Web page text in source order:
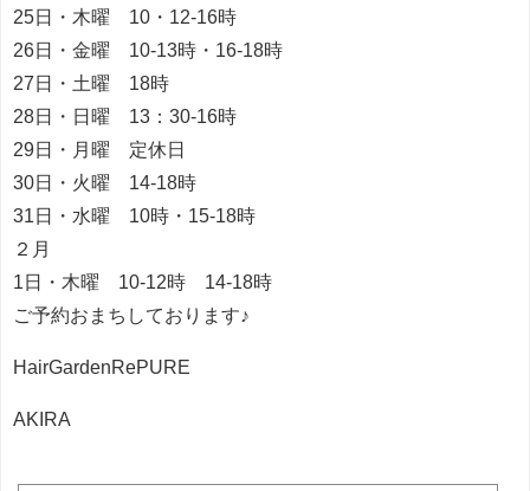
25日・木曜 10・12-16時
26日・金曜 10-13時・16-18時
27日・土曜 18時
28日・日曜 13：30-16時
29日・月曜 定休日
30日・火曜 14-18時
31日・水曜 10時・15-18時
２月
1日・木曜 10-12時 14-18時
ご予約おまちしております♪
HairGardenRePURE
AKIRA